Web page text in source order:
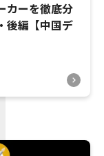
カーを徹底分
後編【中国デ